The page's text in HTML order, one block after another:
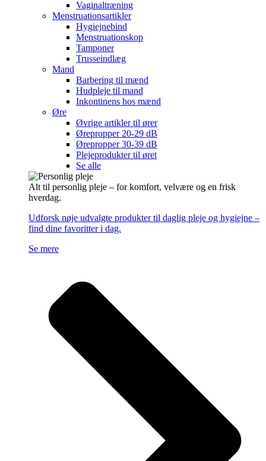
Vaginaltræning
Menstruationsartikler
Hygiejnebind
Menstruationskop
Tamponer
Trusseindlæg
Mand
Barbering til mænd
Hudpleje til mand
Inkontinens hos mænd
Øre
Øvrige artikler til ører
Ørepropper 20-29 dB
Ørepropper 30-39 dB
Plejeprodukter til øret
Se alle
Alt til personlig pleje – for komfort, velvære og en frisk
hverdag.
Udforsk nøje udvalgte produkter til daglig pleje og hygiejne –
find dine favoritter i dag.
Se mere